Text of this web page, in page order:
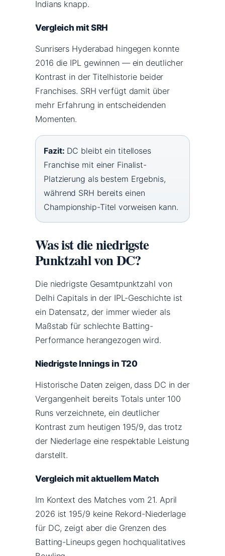
Indians knapp.
Vergleich mit SRH
Sunrisers Hyderabad hingegen konnte
2016 die IPL gewinnen — ein deutlicher
Kontrast in der Titelhistorie beider
Franchises. SRH verfügt damit über
mehr Erfahrung in entscheidenden
Momenten.
Fazit: DC bleibt ein titelloses
Franchise mit einer Finalist-
Platzierung als bestem Ergebnis,
während SRH bereits einen
Championship-Titel vorweisen kann.
Was ist die niedrigste
Punktzahl von DC?
Die niedrigste Gesamtpunktzahl von
Delhi Capitals in der IPL-Geschichte ist
ein Datensatz, der immer wieder als
Maßstab für schlechte Batting-
Performance herangezogen wird.
Niedrigste Innings in T20
Historische Daten zeigen, dass DC in der
Vergangenheit bereits Totals unter 100
Runs verzeichnete, ein deutlicher
Kontrast zum heutigen 195/9, das trotz
der Niederlage eine respektable Leistung
darstellt.
Vergleich mit aktuellem Match
Im Kontext des Matches vom 21. April
2026 ist 195/9 keine Rekord-Niederlage
für DC, zeigt aber die Grenzen des
Batting-Lineups gegen hochqualitatives